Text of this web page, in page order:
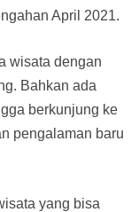
April 2021.
wisata dengan
Bahkan ada
berkunjung ke
pengalaman baru
yang bisa